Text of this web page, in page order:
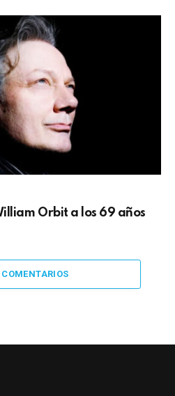
Orbit a los 69 años